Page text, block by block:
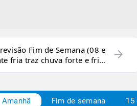
Fim de Semana (08 e
fria traz chuva forte e frio
arrow_forward
Amanhã Fim de semana 15